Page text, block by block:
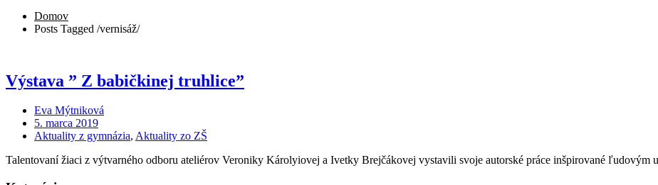
Domov
Posts Tagged /vernisáž/
Výstava ” Z babičkinej truhlice”
Eva Mýtniková
5. marca 2019
Aktuality z gymnázia, Aktuality zo ZŠ
Talentovaní žiaci z výtvarného odboru ateliérov Veroniky Károlyiovej a Ivetky Brejčákovej vystavili svoje autorské práce inšpirované